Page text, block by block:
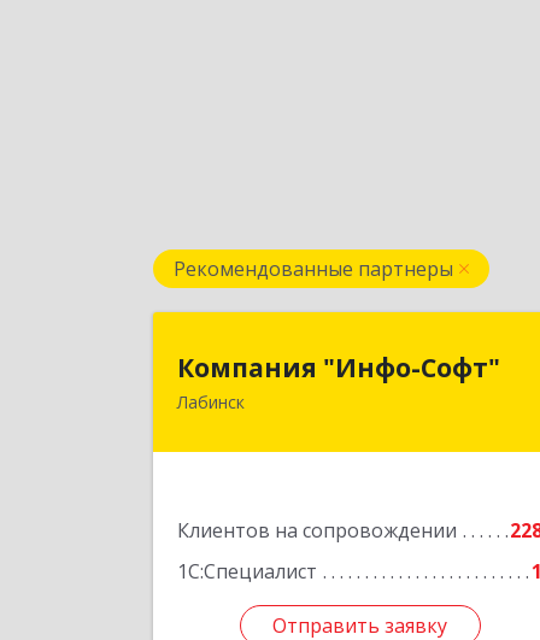
Рекомендованные партнеры
Компания "Инфо-Софт"
Лабинск
Клиентов на сопровождении
1С:Специалист
1
Отправить заявку
Компания "Инфо-Софт"
Отправить заявку